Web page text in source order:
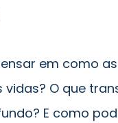
em como as
vidas? O que
E como